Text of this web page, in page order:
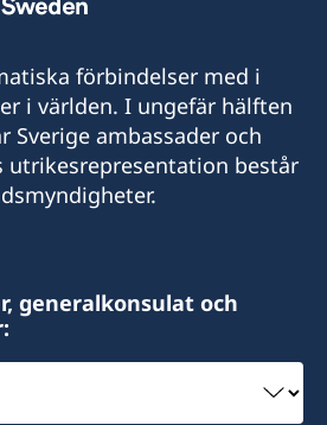
förbindelser med i
i världen. I ungefär hälften
Sverige ambassader och
utrikesrepresentation består
generalkonsulat och